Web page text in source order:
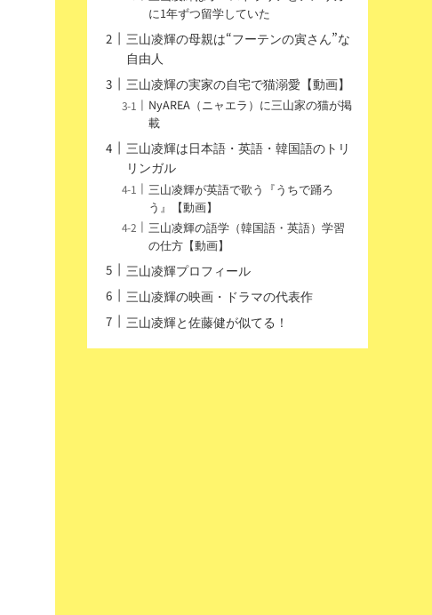
に1年ずつ留学していた
三山凌輝の母親は“フーテンの寅さん”な
自由人
三山凌輝の実家の自宅で猫溺愛【動画】
NyAREA（ニャエラ）に三山家の猫が掲
載
三山凌輝は日本語・英語・韓国語のトリ
リンガル
三山凌輝が英語で歌う『うちで踊ろ
う』【動画】
三山凌輝の語学（韓国語・英語）学習
の仕方【動画】
三山凌輝プロフィール
三山凌輝の映画・ドラマの代表作
三山凌輝と佐藤健が似てる！